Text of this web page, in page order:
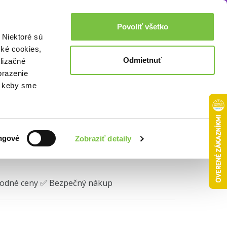
sú
cookies,
keby sme
Zobraziť detaily
Povoliť všetko
Odmietnuť
Prihlásenie 0,00€
Akcie a zľavy
ceny ✅ Bezpečný nákup